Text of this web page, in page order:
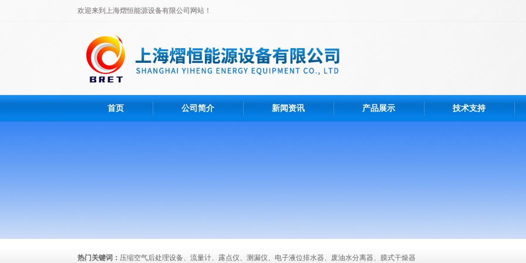
欢迎来到上海熠恒能源设备有限公司网站！
首页 公司简介 新闻资讯 产品展示 技术支持
热门关键词： 压缩空气后处理设备、流量计、露点仪、测漏仪、电子液位排水器、废油水分离器、膜式干燥器